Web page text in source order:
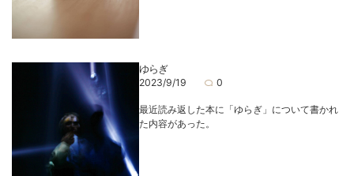
ゆらぎ
2023/9/19 0
最近読み返した本に「ゆらぎ」について書かれ
た内容があった。